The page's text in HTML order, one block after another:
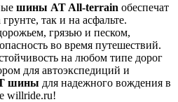
шины AT All-terrain обеспечат
так и на асфальте.
грязью и песком,
во время путешествий.
на любом типе дорог
для автоэкспедиций и
шины для надежного вождения в
willride.ru!